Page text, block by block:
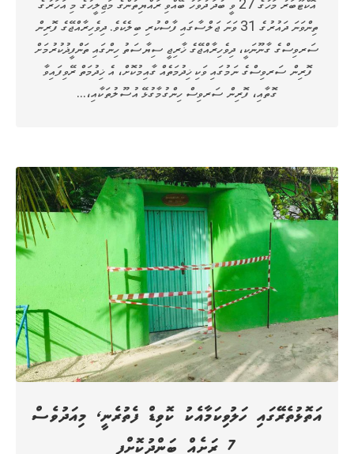
އޮކްޓޫބަރު މަހުގެ 27 ވީ ބުދަ ދުވަހު ބޭއްވި ރައްޔިތުންގެ މަޖިލީހުގެ މި އަހަރުގެ
ތިންވަނަ ދައުރުގެ 31 ވަނަ ޖަލްސާގައި ފާސްކުރި ބިލެކެވެ. ދިވެހިރާއްޖޭގެ ފޮރިން
ސަރވިސްގެ ގާނޫނަކީ، ދިވެހިރާއްޖޭގެ ޚާރިޖީ ސިޔާސަތު ހިންގައި ތަންފީޛުކުރުމަށް
ފޮރިން ސަރވިސްގެ ނަމުގައި ވަކި ޚިދުމަތެއް ގާއިމުކޮށް، އެ ޚިދުމަތް ރޭވިފައިވާ
ގޮތާއި، ފޮރިން ސަރވިސް ހިންގުމާގުޅޭ އުސޫލުތަކާއި،…
އަތޮޅުތެރޭގައި ހަލުވިކަމާއެކު ކޮވިޑް ފެތުރެނީ، މިއަދުވެސް
7 ރަށެއް ބަންދުކޮށްފި